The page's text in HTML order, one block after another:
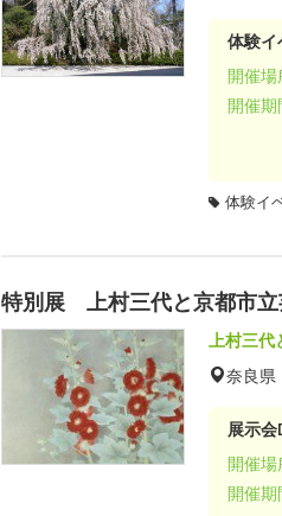
体験イ
開催場
開催期
体験イ
特別展 上村三代と京都市立
上村三
奈良県
展示
開催場
開催期